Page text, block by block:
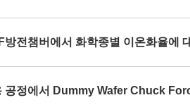
방전챔버에서 화학종별 이온화율에
공정에서 Dummy Wafer Chuck